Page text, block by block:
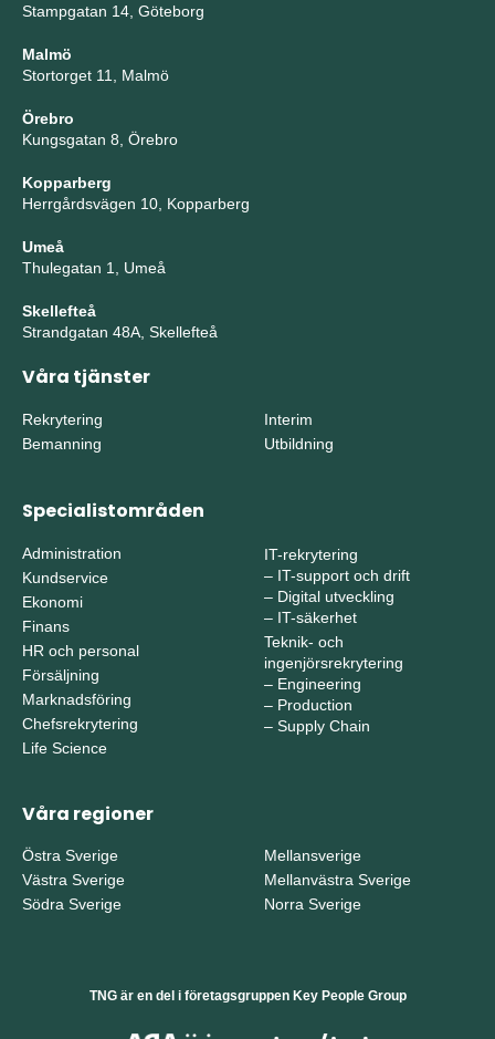
Stampgatan 14, Göteborg
Malmö
Stortorget 11, Malmö
Örebro
Kungsgatan 8, Örebro
Kopparberg
Herrgårdsvägen 10, Kopparberg
Umeå
Thulegatan 1, Umeå
Skellefteå
Strandgatan 48A, Skellefteå
Våra tjänster
Rekrytering
Bemanning
Interim
Utbildning
Specialistområden
Administration
Kundservice
Ekonomi
Finans
HR och personal
Försäljning
Marknadsföring
Chefsrekrytering
Life Science
IT-rekrytering
– IT-support och drift
– Digital utveckling
– IT-säkerhet
Teknik- och
ingenjörsrekrytering
– Engineering
– Production
– Supply Chain
Våra regioner
Östra Sverige
Västra Sverige
Södra Sverige
Mellansverige
Mellanvästra Sverige
Norra Sverige
TNG är en del i företagsgruppen Key People Group